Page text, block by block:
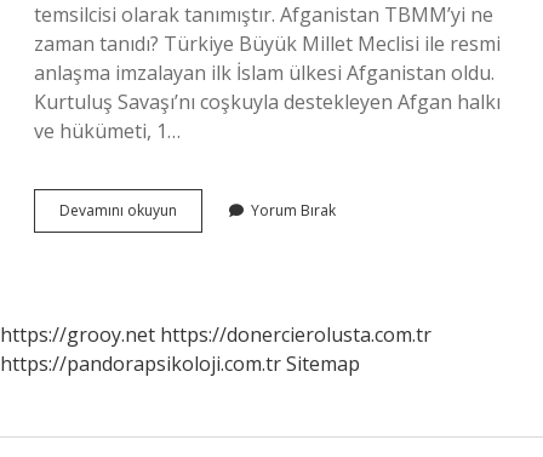
temsilcisi olarak tanımıştır. Afganistan TBMM’yi ne
zaman tanıdı? Türkiye Büyük Millet Meclisi ile resmi
anlaşma imzalayan ilk İslam ülkesi Afganistan oldu.
Kurtuluş Savaşı’nı coşkuyla destekleyen Afgan halkı
ve hükümeti, 1…
Devamını okuyun
Afganistan
Yorum Bırak
https://grooy.net https://donercierolusta.com.tr
https://pandorapsikoloji.com.trSitemap